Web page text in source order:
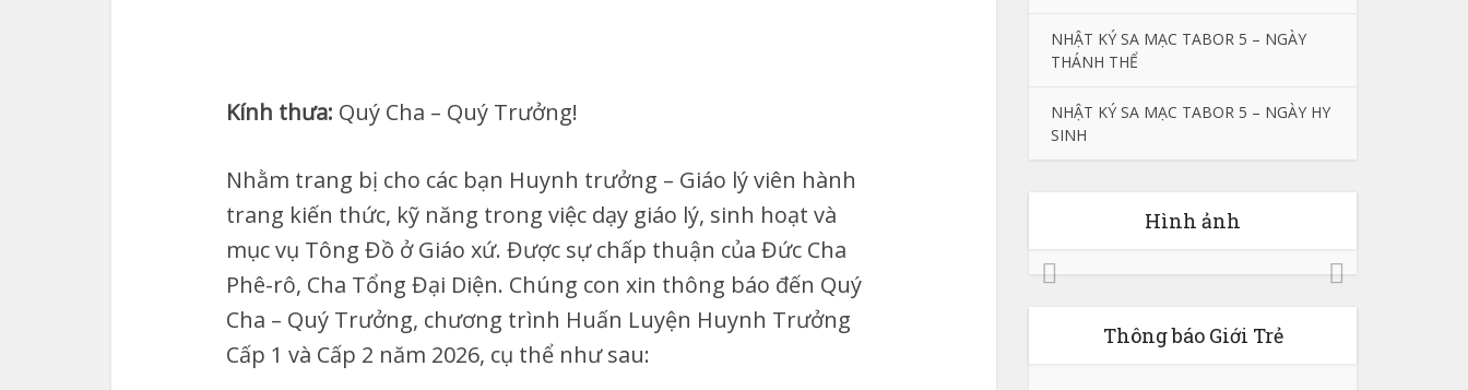
Kính thưa: Quý Cha – Quý Trưởng!
Nhằm trang bị cho các bạn Huynh trưởng – Giáo lý viên hành
trang kiến thức, kỹ năng trong việc dạy giáo lý, sinh hoạt và
mục vụ Tông Đồ ở Giáo xứ. Được sự chấp thuận của Đức Cha
Phê-rô, Cha Tổng Đại Diện. Chúng con xin thông báo đến Quý
Cha – Quý Trưởng, chương trình Huấn Luyện Huynh Trưởng
Cấp 1 và Cấp 2 năm 2026, cụ thể như sau:
NHẬT KÝ SA MẠC TABOR 5 – NGÀY
THÁNH THỂ
NHẬT KÝ SA MẠC TABOR 5 – NGÀY HY
SINH
Hình ảnh
Thông báo Giới Trẻ